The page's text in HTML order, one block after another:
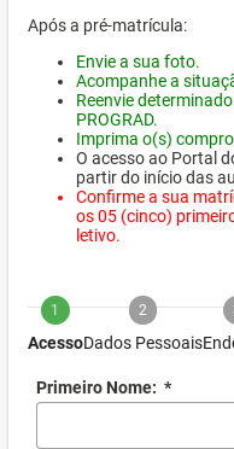
Após a pré-matrícula:
Envie a sua foto.
Acompanhe a
Reenvie
PROGRAD.
Imprima o(s)
O acesso ao Portal
partir do início das
Confirme a sua
os 05 (cinco)
letivo.
1
Acesso
2
Dados Pessoais
Primeiro Nome: *